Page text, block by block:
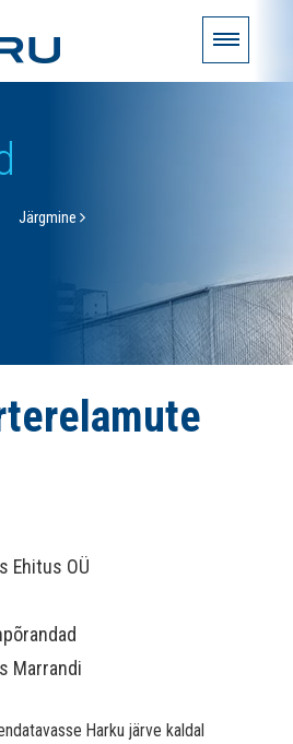
Järgmine
Ehitus OÜ
Marrandi
Harku järve kaldal